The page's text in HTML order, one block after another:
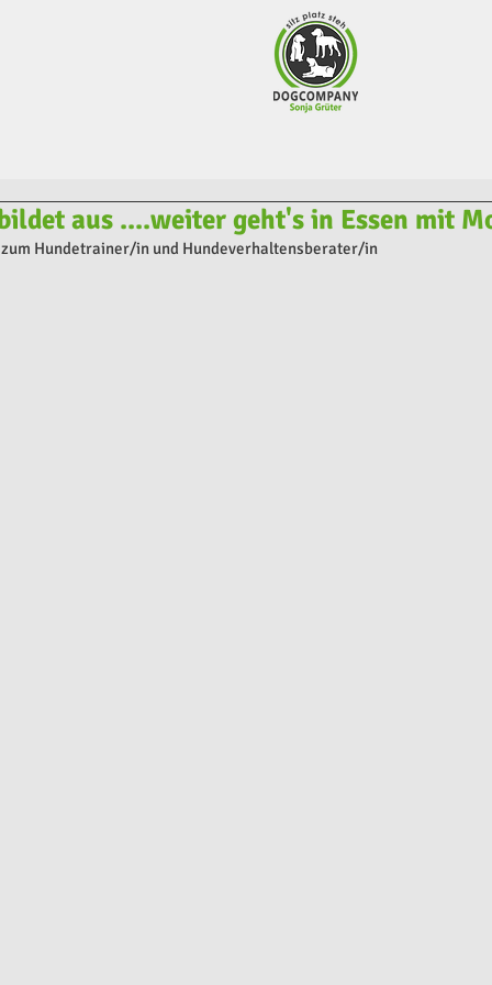
aus ....weiter geht's in Essen mit
Hundetrainer/in und Hundeverhaltensberater/in